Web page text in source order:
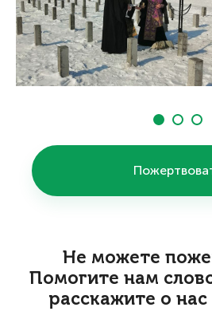
Не можете
Помогите нам
расскажите о